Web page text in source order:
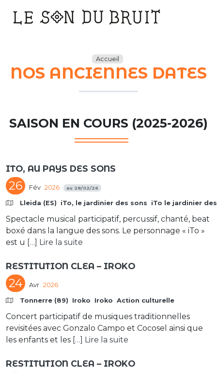
Main
Accueil
NOS ANCIENNES DATES
SAISON EN COURS (2025-2026)
ITO, AU PAYS DES SONS
26 Fév 2026 au 28/02/26
Lleida (ES) iTo, le jardinier des sons iTo le jardinier
Spectacle musical participatif, percussif, chanté, beat
boxé dans la langue des sons. Le personnage « iTo »
est u […] Lire la suite
RESTITUTION CLEA – IROKO
24 Avr 2026
Tonnerre (89) Iroko Iroko Action culturelle
Concert participatif de musiques traditionnelles
revisitées avec Gonzalo Campo et Cocosel ainsi que
les enfants et les […] Lire la suite
RESTITUTION CLEA – IROKO